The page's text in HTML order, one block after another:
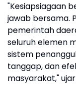
"Kesiapsiagaan
jawab bersama.
pemerintah
seluruh elemen
sistem
tanggap, dan
masyarakat,"